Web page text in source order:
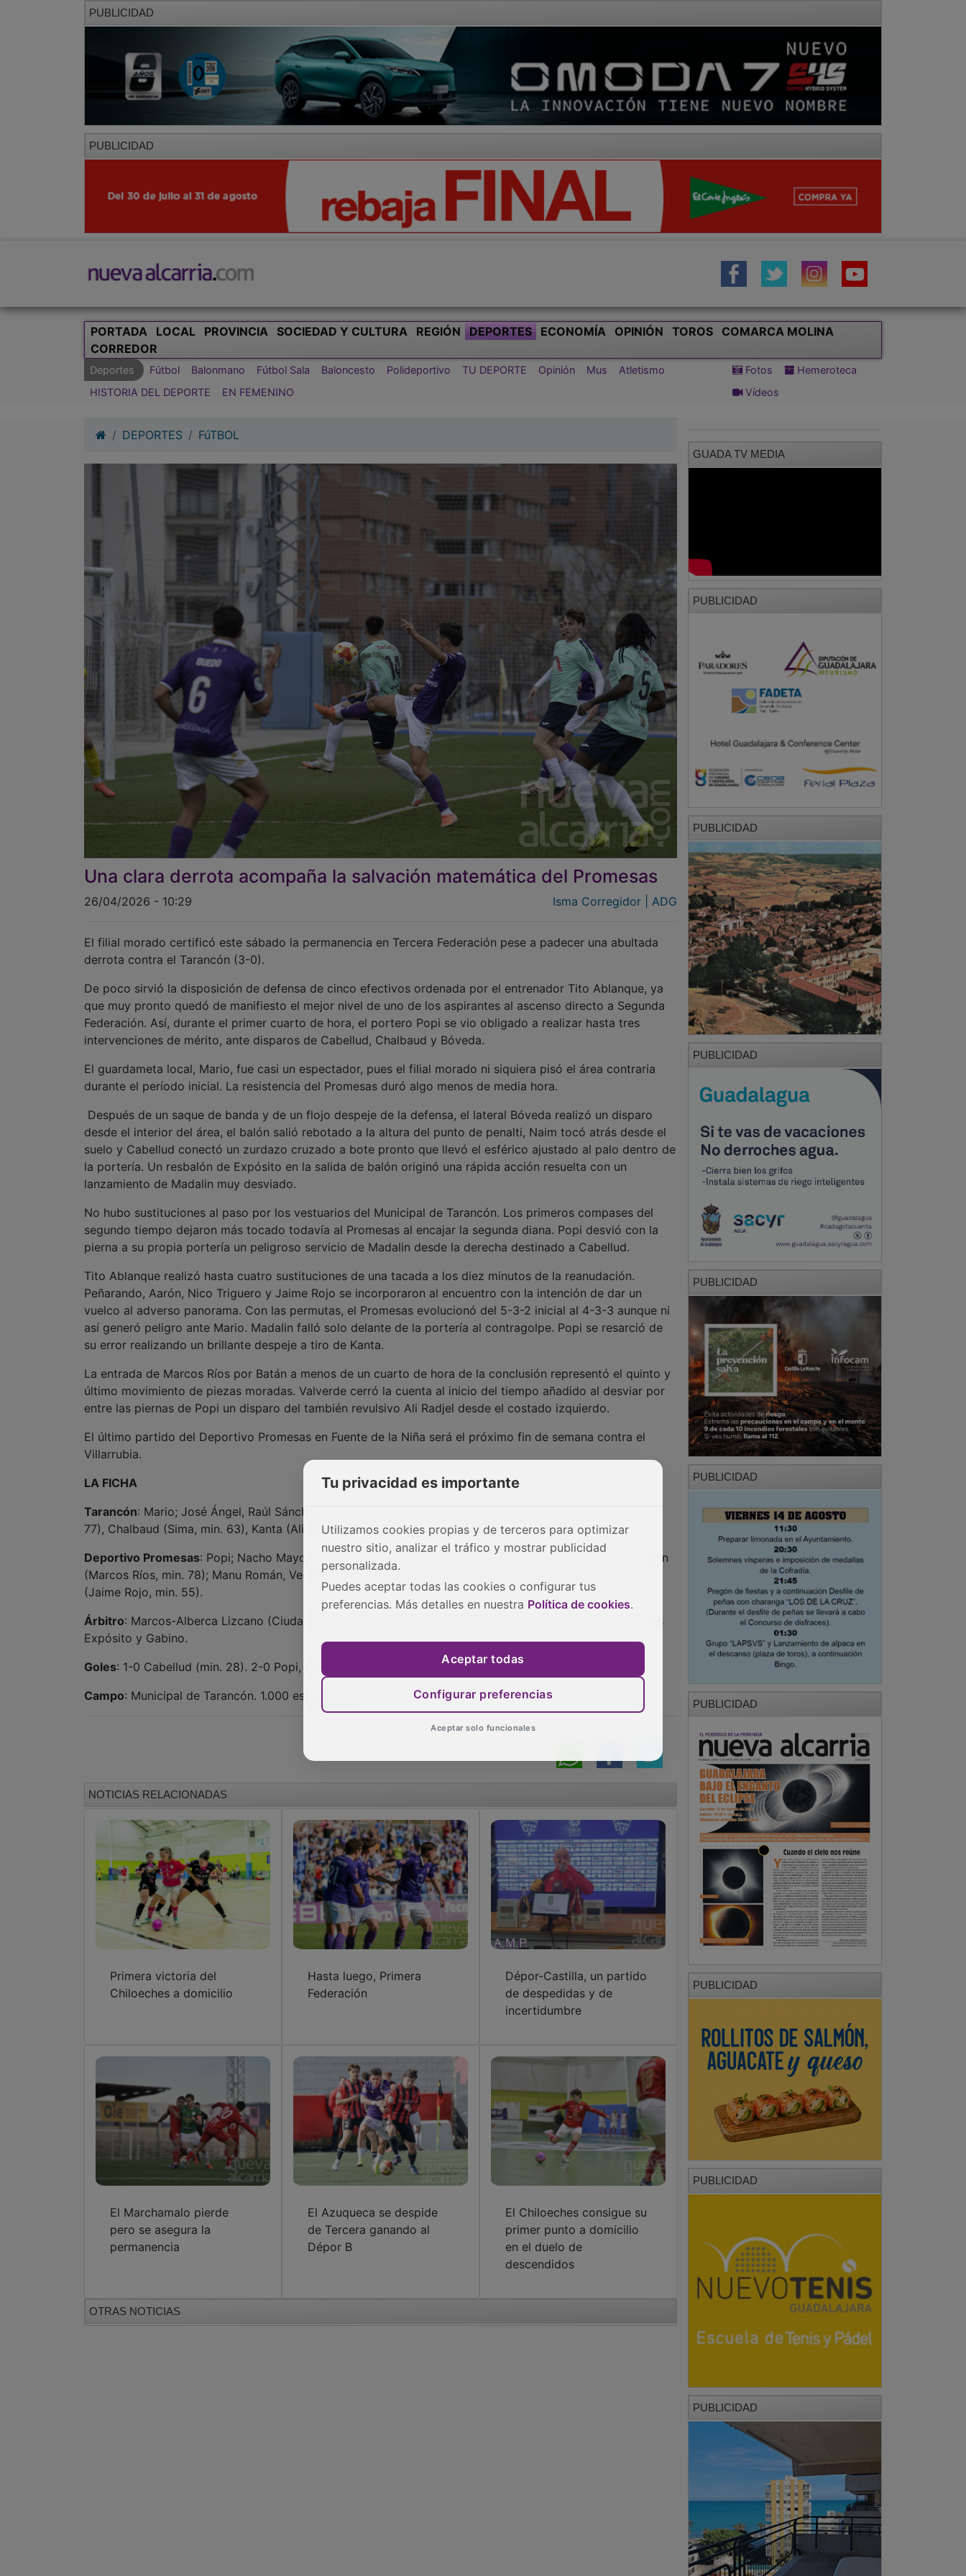
PUBLICIDAD
PUBLICIDAD
PORTADA LOCAL PROVINCIA SOCIEDAD Y CULTURA REGIÓN DEPORTES ECONOMÍA OPINIÓN TOROS
COMARCA MOLINA
CORREDOR
Deportes Fútbol Balonmano Fútbol Sala Baloncesto Polideportivo TU DEPORTE Opinión Mus
Atletismo
HISTORIA DEL DEPORTE
EN FEMENINO
Fotos
Hemeroteca
Vídeos
DEPORTES FúTBOL
Una clara derrota acompaña la salvación matemática del Promesas
26/04/2026 - 10:29 Isma Corregidor | ADG
El filial morado certificó este sábado la permanencia en Tercera Federación pese a padecer una abultada
derrota contra el Tarancón (3-0).
De poco sirvió la disposición de defensa de cinco efectivos ordenada por el entrenador Tito Ablanque, ya
que muy pronto quedó de manifiesto el mejor nivel de uno de los aspirantes al ascenso directo a Segunda
Federación. Así, durante el primer cuarto de hora, el portero Popi se vio obligado a realizar hasta tres
intervenciones de mérito, ante disparos de Cabellud, Chalbaud y Bóveda.
El guardameta local, Mario, fue casi un espectador, pues el filial morado ni siquiera pisó el área contraria
durante el período inicial. La resistencia del Promesas duró algo menos de media hora.
Después de un saque de banda y de un flojo despeje de la defensa, el lateral Bóveda realizó un disparo
desde el interior del área, el balón salió rebotado a la altura del punto de penalti, Naim tocó atrás desde el
suelo y Cabellud conectó un zurdazo cruzado a bote pronto que llevó el esférico ajustado al palo dentro de
la portería. Un resbalón de Expósito en la salida de balón originó una rápida acción resuelta con un
lanzamiento de Madalin muy desviado.
No hubo sustituciones al paso por los vestuarios del Municipal de Tarancón. Los primeros compases del
segundo tiempo dejaron más tocado todavía al Promesas al encajar la segunda diana. Popi desvió con la
pierna a su propia portería un peligroso servicio de Madalin desde la derecha destinado a Cabellud.
Tito Ablanque realizó hasta cuatro sustituciones de una tacada a los diez minutos de la reanudación.
Peñarando, Aarón, Nico Triguero y Jaime Rojo se incorporaron al encuentro con la intención de dar un
vuelco al adverso panorama. Con las permutas, el Promesas evolucionó del 5-3-2 inicial al 4-3-3 aunque ni
así generó peligro ante Mario. Madalin falló solo delante de la portería al contragolpe. Popi se resarció de
su error realizando un brillante despeje a tiro de Kanta.
La entrada de Marcos Ríos por Batán a menos de un cuarto de hora de la conclusión representó el quinto y
último movimiento de piezas moradas. Valverde cerró la cuenta al inicio del tiempo añadido al desviar por
entre las piernas de Popi un disparo del también revulsivo Ali Radjel desde el costado izquierdo.
El último partido del Deportivo Promesas en Fuente de la Niña será el próximo fin de semana contra el
Villarrubia.
LA FICHA
Tarancón: Mario; José Ángel, Raúl Sánchez, Gasco, Bóveda; Sebas, Naim; Madalin (Marco Recuenco, min.
77), Chalbaud (Sima, min. 63), Kanta (Ali Radjel, min. 85); y Cabellud (Valverde, min. 77).
Deportivo Promesas: Popi; Nacho Mayo, Gabino (Peñarando, min. 55), Fidalgo (Aarón, min. 55), Viti, Batán
(Marcos Ríos, min. 78); Manu Román, Verdú, Expósito; Cayena (Nico Triguero, min. 55) y Nico Garralón
(Jaime Rojo, min. 55).
Árbitro: Marcos-Alberca Lizcano (Ciudad Real). Enseñó tarjeta amarilla al local Ali Radjel y a los visitantes
Expósito y Gabino.
Goles: 1-0 Cabellud (min. 28). 2-0 Popi, en propia puerta (min. 49). 3-0 Valverde (min. 91).
Campo: Municipal de Tarancón. 1.000 espectadores.
NOTICIAS RELACIONADAS
Primera victoria del
Chiloeches a domicilio
Hasta luego, Primera
Federación
Dépor-Castilla, un partido
de despedidas y de
incertidumbre
El Marchamalo pierde
pero se asegura la
permanencia
El Azuqueca se despide
de Tercera ganando al
Dépor B
El Chiloeches consigue su
primer punto a domicilio
en el duelo de
descendidos
OTRAS NOTICIAS
GUADA TV MEDIA
PUBLICIDAD
PUBLICIDAD
PUBLICIDAD
PUBLICIDAD
PUBLICIDAD
PUBLICIDAD
PUBLICIDAD
PUBLICIDAD
PUBLICIDAD
Tu privacidad es importante
Utilizamos cookies propias y de terceros para optimizar
nuestro sitio, analizar el tráfico y mostrar publicidad
personalizada.
Puedes aceptar todas las cookies o configurar tus
preferencias. Más detalles en nuestra Política de cookies.
Aceptar todas
Configurar preferencias
Aceptar solo funcionales